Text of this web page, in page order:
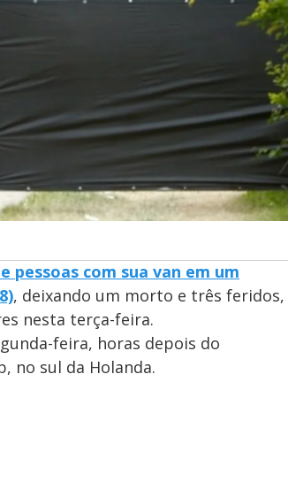
pessoas com sua van em um
, deixando um morto e três feridos,
nesta terça-feira.
feira, horas depois do
no sul da Holanda.